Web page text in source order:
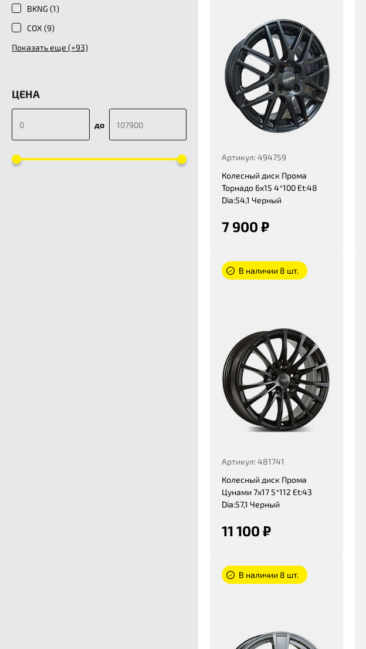
BKNG (1)
COX (9)
Показать еще (+93)
ЦЕНА
до
Артикул: 494759
Колесный диск Прома
Торнадо 6x15 4*100 Et:48
Dia:54,1 Черный
7 900 ₽
В наличии 8 шт.
Артикул: 481741
Колесный диск Прома
Цунами 7x17 5*112 Et:43
Dia:57,1 Черный
11 100 ₽
В наличии 8 шт.